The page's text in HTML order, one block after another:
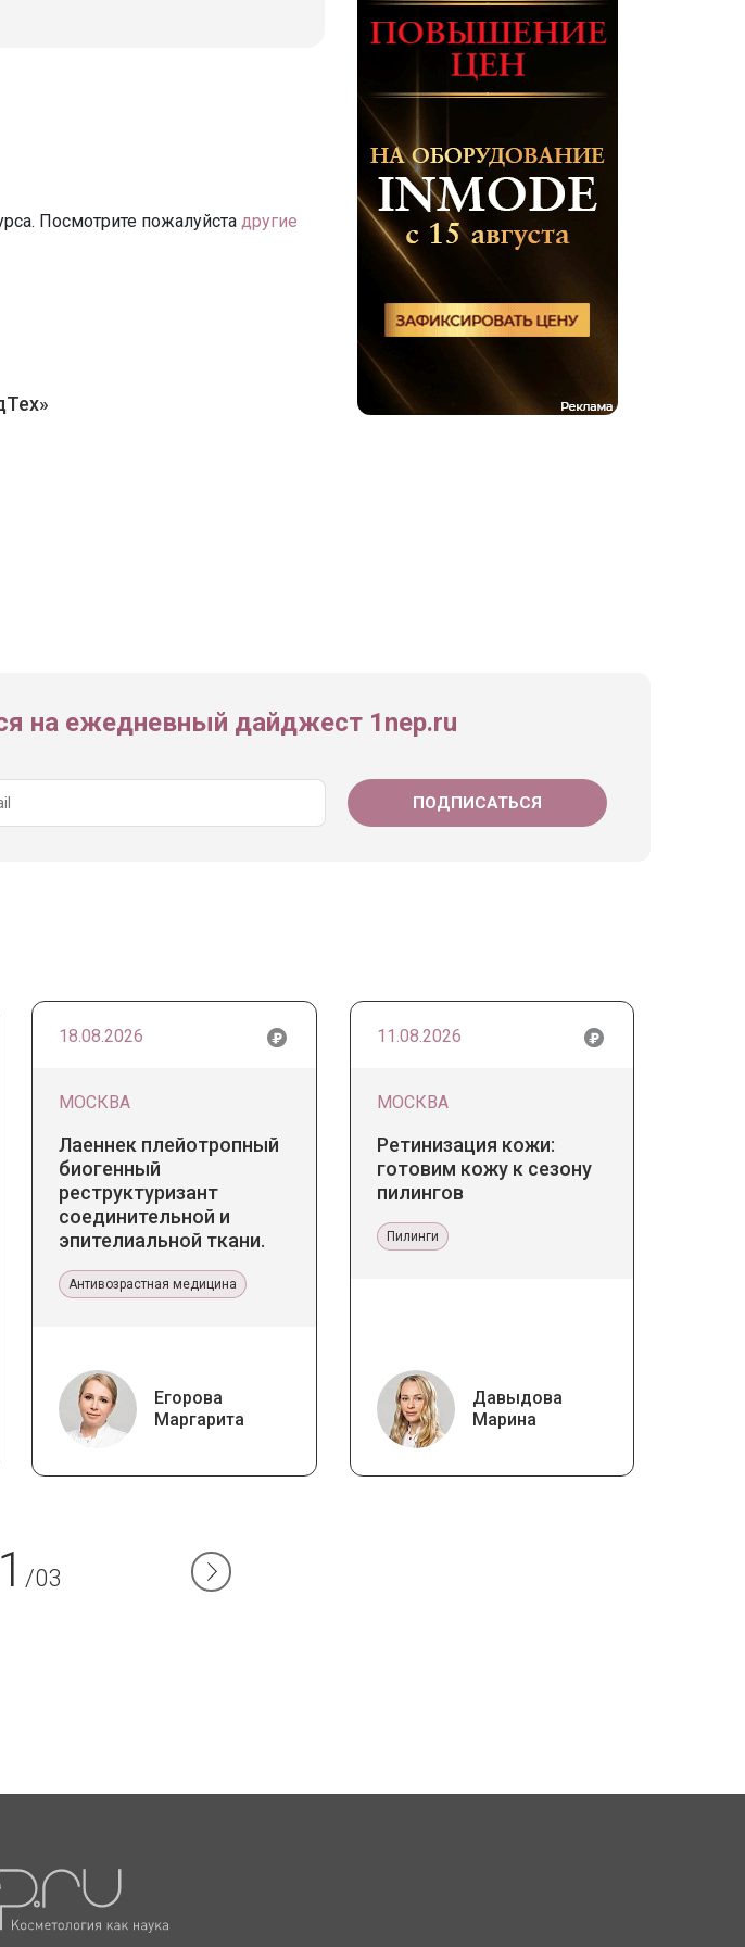
Посмотрите пожалуйста другие
на ежедневный дайджест 1nep.ru
18.08.2026
МОСКВА
Лаеннек плейотропный
биогенный
реструктуризант
соединительной и
эпителиальной ткани.
эстетической медицине
Антивозрастная медицина
Егорова
Маргарита
11.08.2026
МОСКВА
Ретинизация кожи:
готовим кожу к сезону
пилингов
Пилинги
Давыдова
Марина
/03